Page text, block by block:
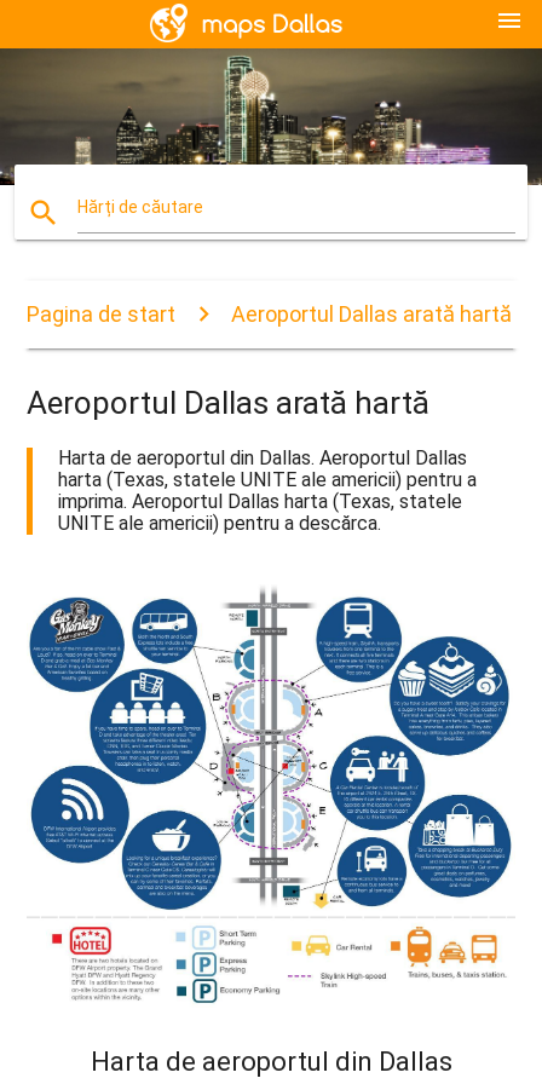
menu
search Hărți de căutare
Pagina de start Aeroportul Dallas arată hartă
Aeroportul Dallas arată hartă
Harta de aeroportul din Dallas. Aeroportul Dallas
harta (Texas, statele UNITE ale americii) pentru a
imprima. Aeroportul Dallas harta (Texas, statele
UNITE ale americii) pentru a descărca.
Harta de aeroportul din Dallas